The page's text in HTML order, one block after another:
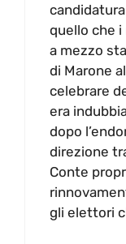
quello che i
a mezzo
di Marone
celebrare
era
dopo
direzione
Conte
gli elettori